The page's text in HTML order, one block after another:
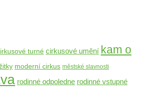
turné cirkusové umění kam o
moderní cirkus městské slavnosti
rodinné odpoledne rodinné vstupné